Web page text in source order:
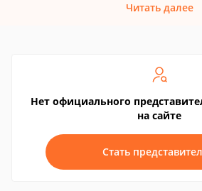
Читать далее
Нет официального
на сайте
Стать